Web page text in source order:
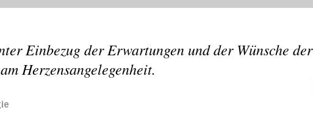
Einbezug der Erwartungen und der Wünsche der
Herzensangelegenheit.